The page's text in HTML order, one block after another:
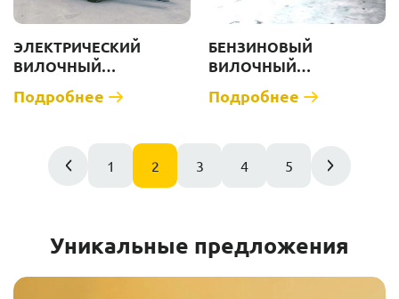
ЭЛЕКТРИЧЕСКИЙ
ВИЛОЧНЫЙ
ПОГРУЗЧИК ZAUBERG
EN15 [Г/П 1500 КГ]
Подробнее
БЕНЗИНОВЫЙ
ВИЛОЧНЫЙ
ПОГРУЗЧИК ZAUBERG
GB15 [Г/П 1500 КГ]
Подробнее
1 2 3 4 5
Уникальные предложения